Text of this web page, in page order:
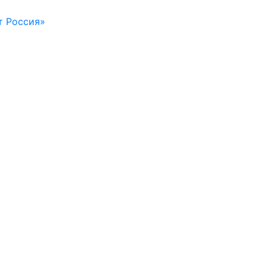
Россия»